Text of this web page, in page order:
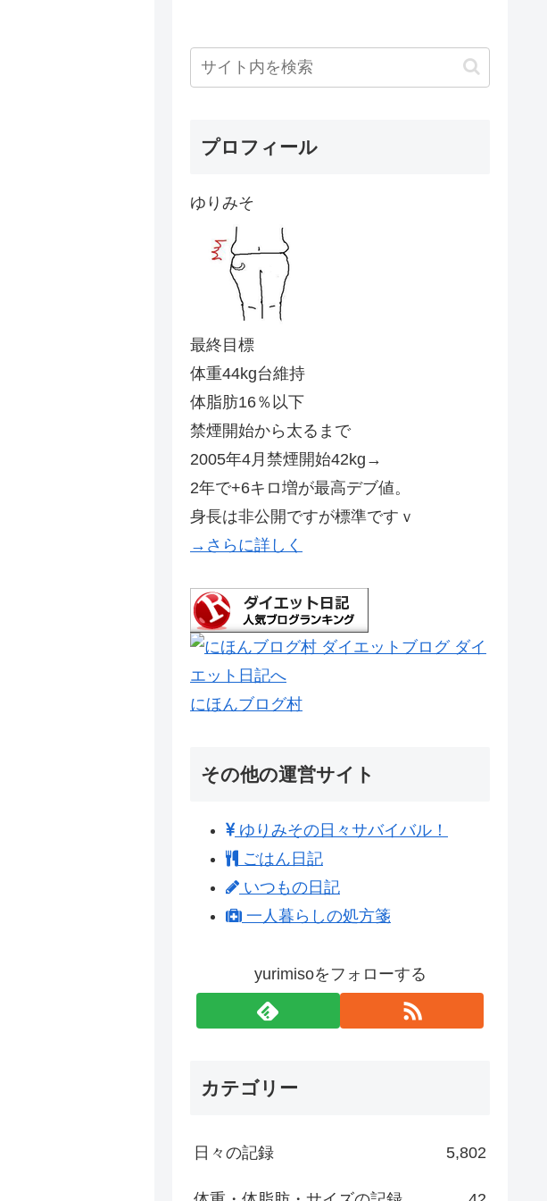
プロフィール
ゆりみそ
最終目標
体重44kg台維持
体脂肪16％以下
禁煙開始から太るまで
2005年4月禁煙開始42kg→
2年で+6キロ増が最高デブ値。
身長は非公開ですが標準ですｖ
→さらに詳しく
にほんブログ村
その他の運営サイト
ゆりみその日々サバイバル！
ごはん日記
いつもの日記
一人暮らしの処方箋
yurimisoをフォローする
カテゴリー
日々の記録 5,802